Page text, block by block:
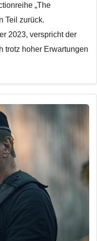
„The
Teil zurück.
2023, verspricht der
trotz hoher Erwartungen